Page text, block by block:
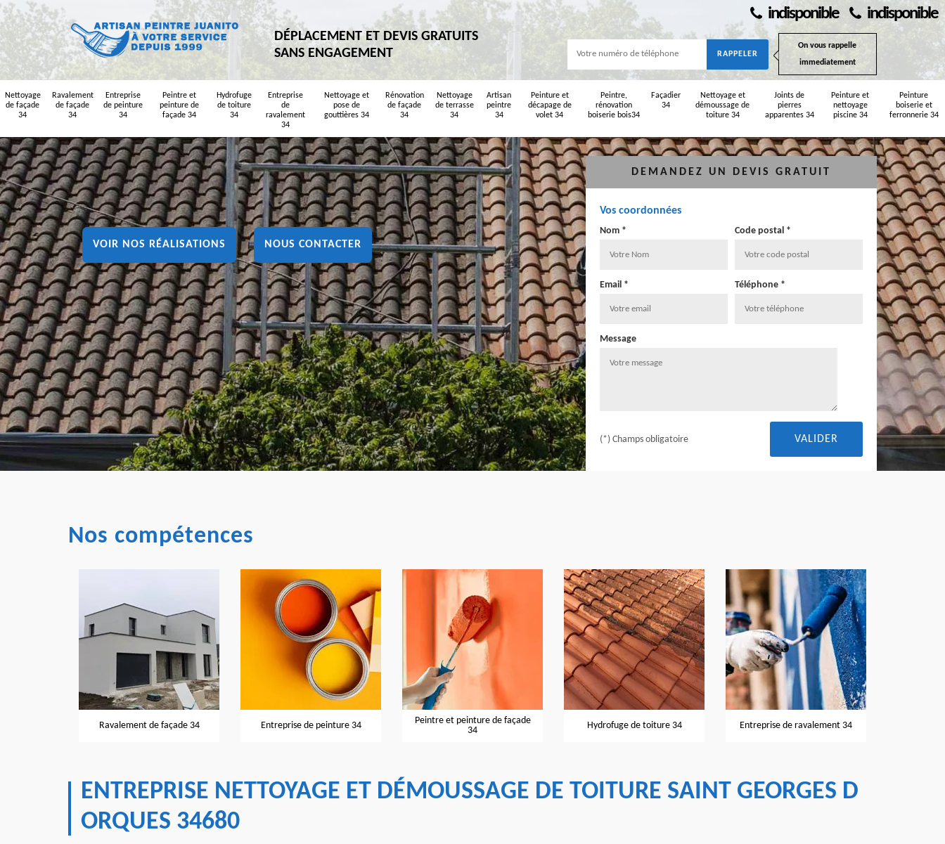
indisponible indisponible
DÉPLACEMENT ET DEVIS GRATUITS
SANS ENGAGEMENT
On vous rappelle
immediatement
Nettoyage
de façade
34
Ravalement
de façade
34
Entreprise
de peinture
34
Peintre et
peinture de
façade 34
Hydrofuge
de toiture
34
Entreprise
de
ravalement
34
Nettoyage et
pose de
gouttières 34
Rénovation
de façade
34
Nettoyage
de terrasse
34
Artisan
peintre
34
Peinture et
décapage de
volet 34
Peintre,
rénovation
boiserie bois34
Façadier
34
Nettoyage et
démoussage de
toiture 34
Joints de
pierres
apparentes 34
Peinture et
nettoyage
piscine 34
Peinture
boiserie et
ferronnerie 34
VOIR NOS RÉALISATIONS NOUS CONTACTER
DEMANDEZ UN DEVIS GRATUIT
Vos coordonnées
Nom * Code postal *
Email * Téléphone *
Message
(*) Champs obligatoire
Nos compétences
Entreprise de peinture 34
Peintre et peinture de façade
34
Hydrofuge de toiture 34 Entreprise de ravalement 34
Nettoyage et pose de gouttières
34
ENTREPRISE NETTOYAGE ET DÉMOUSSAGE DE TOITURE SAINT GEORGES D
ORQUES 34680